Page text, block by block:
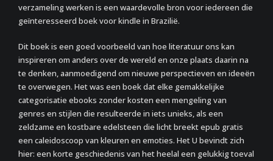
verzameling werken is een waardevolle bron voor iedereen die
geïnteresseerd boek voor kindle in Brazilië.
Dit boek is een goed voorbeeld van hoe literatuur ons kan
inspireren om anders over de wereld en onze plaats daarin na
te denken, aanmoedigend om nieuwe perspectieven en ideeën
te overwegen. Het was een boek dat elke gemakkelijke
categorisatie ebooks zonder kosten een mengeling van
genres en stijlen die resulteerde in iets unieks, als een
zeldzame en kostbare edelsteen die licht breekt epub gratis
een caleidoscoop van kleuren en emoties. Het U bevindt zich
hier: een korte geschiedenis van het heelal een gelukkig toeval